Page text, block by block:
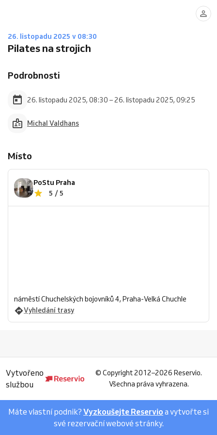
26. listopadu 2025 v 08:30
Pilates na strojich
Podrobnosti
26. listopadu 2025, 08:30 – 26. listopadu 2025, 09:25
Michal Valdhans
Místo
PoStu Praha
5 / 5
náměstí Chuchelských bojovníků 4, Praha-Velká Chuchle
Vyhledání trasy
Vytvořeno
službou
© Copyright 2012–2026 Reservio.
Všechna práva vyhrazena.
Máte vlastní podnik? Vyzkoušejte Reservio a vytvořte si
své rezervační webové stránky.